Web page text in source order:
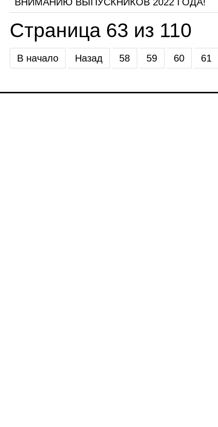
ВНИМАНИЮ ВЫПУСКНИКОВ 2022 ГОДА!
Страница 63 из 110
В начало Назад 58 59 60 61